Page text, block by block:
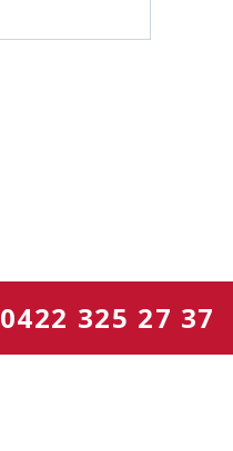
0422 325 27 37